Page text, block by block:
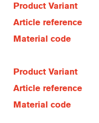
Product Variant
Article reference
Material code
Product Variant
Article reference
Material code